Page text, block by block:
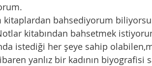
kitabından bahsetmek
yanlız bir kadının biyografisi